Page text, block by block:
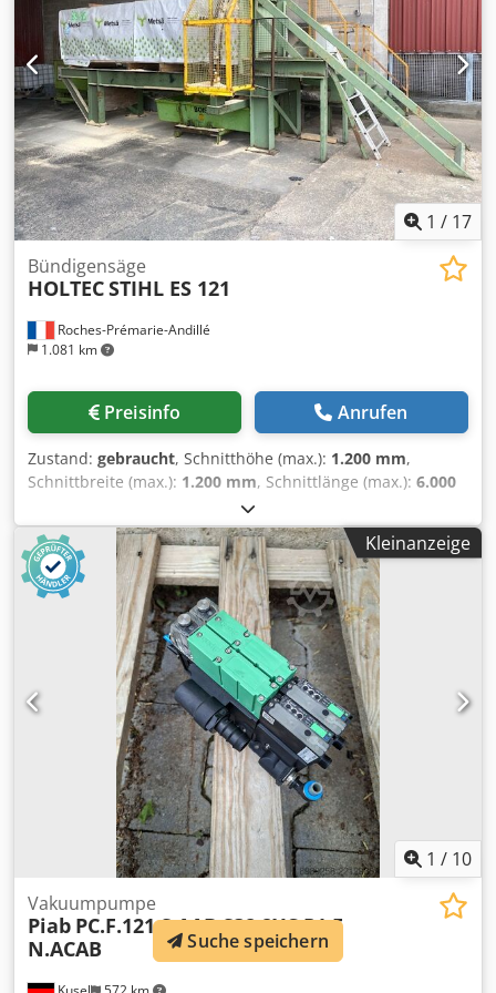
1 / 17
Roches-Prémarie-Andillé
1.081 km
Bündigensäge
HOLTECSTIHL ES 121
Preisinfo Anrufen
Zustand: gebraucht, Schnitthöhe (max.): 1.200 mm,
Schnittbreite (max.): 1.200 mm, Schnittlänge (max.): 6.000
, Leistung des Spindelmotors:
Tisch, beweglicher Kopf Kette mit diagonaler
Vertikalbewegung Dodpfjyzrcmsx Afieck automatischer
Schnitt Abfallrückgewinnungsband
Kleinanzeige
1 / 10
Vakuumpumpe
Piab PC.F.121.S.AAB.S38.2XC.P1.E
N.ACAB
Suche speichern